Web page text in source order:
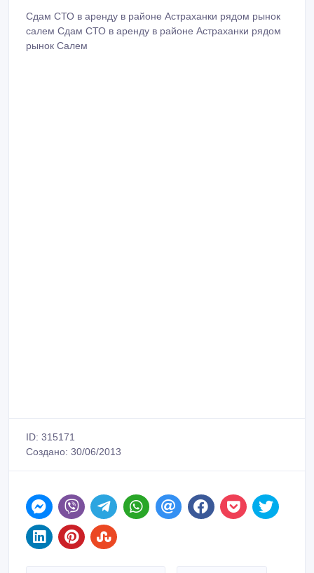
Сдам СТО в аренду в районе Астраханки рядом рынок
салем Сдам СТО в аренду в районе Астраханки рядом
рынок Салем
ID: 315171
Создано: 30/06/2013